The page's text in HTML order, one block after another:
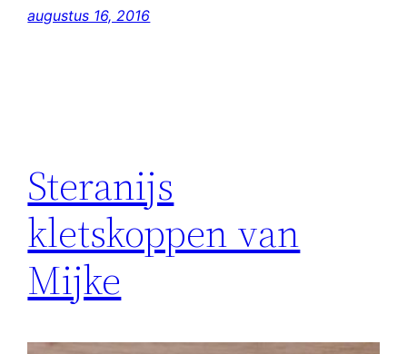
augustus 16, 2016
Steranijs
kletskoppen van
Mijke